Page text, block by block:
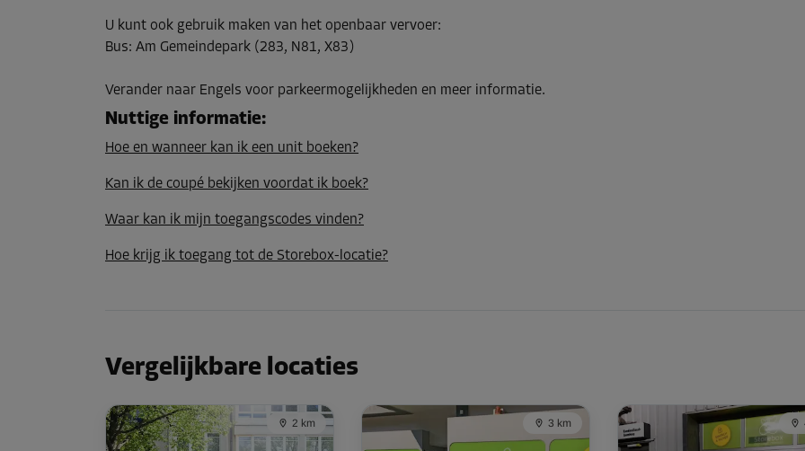
U kunt ook gebruik maken van het openbaar vervoer:
Bus: Am Gemeindepark (283, N81, X83)
Verander naar Engels voor parkeermogelijkheden en meer informatie.
Nuttige informatie:
Hoe en wanneer kan ik een unit boeken?
Kan ik de coupé bekijken voordat ik boek?
Waar kan ik mijn toegangscodes vinden?
Hoe krijg ik toegang tot de Storebox-locatie?
Vergelijkbare locaties
2 km 3 km